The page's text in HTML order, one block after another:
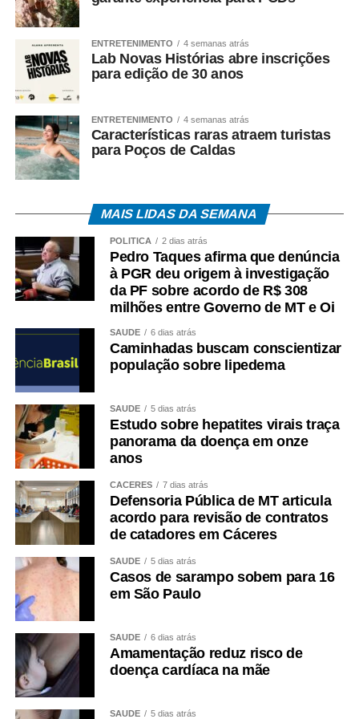
Esdras Crepaldi / DRT 940 MT
COMENTE ABAIXO:
WhatsApp
Facebook
Twitter
Messenger
LinkedIn
Share
ENTRETENIMENTO 4 semanas atrás
Lab Novas Histórias abre inscrições
para edição de 30 anos
ENTRETENIMENTO 4 semanas atrás
Características raras atraem turistas
para Poços de Caldas
MAIS LIDAS DA SEMANA
POLÍTICA 2 dias atrás
Pedro Taques afirma que denúncia
à PGR deu origem à investigação
da PF sobre acordo de R$ 308
milhões entre Governo de MT e Oi
SAÚDE 6 dias atrás
Caminhadas buscam conscientizar
população sobre lipedema
SAÚDE 5 dias atrás
Estudo sobre hepatites virais traça
panorama da doença em onze
anos
CÁCERES 7 dias atrás
Defensoria Pública de MT articula
acordo para revisão de contratos
de catadores em Cáceres
SAÚDE 5 dias atrás
Casos de sarampo sobem para 16
em São Paulo
SAÚDE 6 dias atrás
Amamentação reduz risco de
doença cardíaca na mãe
SAÚDE 5 dias atrás